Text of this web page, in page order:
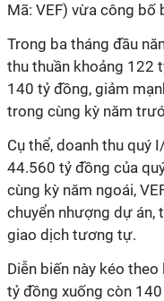
Mã: VEF) vừa công
Trong ba tháng đầu
thu thuần khoảng 122
140 tỷ đồng, giảm
trong cùng kỳ năm
Cụ thể, doanh thu quý
44.560 tỷ đồng của
cùng kỳ năm ngoái,
chuyển nhượng dự án,
giao dịch tương tự.
Diễn biến này kéo
tỷ đồng xuống còn